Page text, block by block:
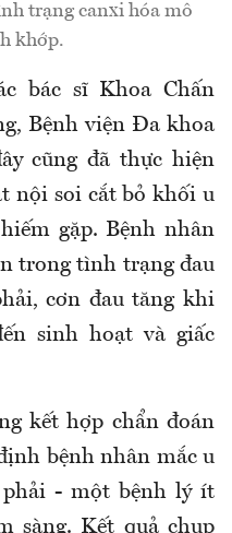
trạng canxi hóa mô
khớp.
bác sĩ Khoa Chấn
Bệnh viện Đa khoa
cũng đã thực hiện
nội soi cắt bỏ khối u
gặp. Bệnh nhân
trong tình trạng đau
cơn đau tăng khi
sinh hoạt và giấc
kết hợp chẩn đoán
bệnh nhân mắc u
- một bệnh lý ít
sàng. Kết quả chụp